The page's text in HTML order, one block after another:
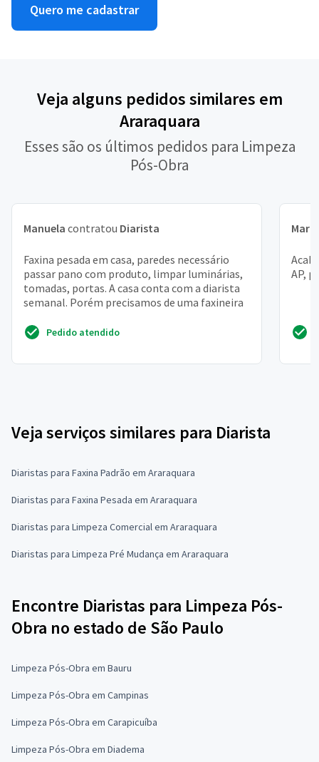
Quero me cadastrar
Veja alguns pedidos similares em
Araraquara
Esses são os últimos pedidos para Limpeza
Pós-Obra
Manuela contratou Diarista
Faxina pesada em casa, paredes necessário
passar pano com produto, limpar luminárias,
tomadas, portas. A casa conta com a diarista
semanal. Porém precisamos de uma faxineira
Pedido atendido
AP,
Veja serviços similares para Diarista
Diaristas para Faxina Padrão em Araraquara
Diaristas para Faxina Pesada em Araraquara
Diaristas para Limpeza Comercial em Araraquara
Diaristas para Limpeza Pré Mudança em Araraquara
Encontre Diaristas para Limpeza Pós-
Obra no estado de São Paulo
Limpeza Pós-Obra em Bauru
Limpeza Pós-Obra em Campinas
Limpeza Pós-Obra em Carapicuíba
Limpeza Pós-Obra em Diadema